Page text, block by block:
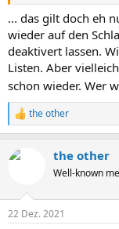
... das gilt doch eh
wieder auf den
deaktivert lassen.
Listen. Aber
schon wieder. Wer
R
e
k
e
the other
the other
Well-known
22 Dez. 2021